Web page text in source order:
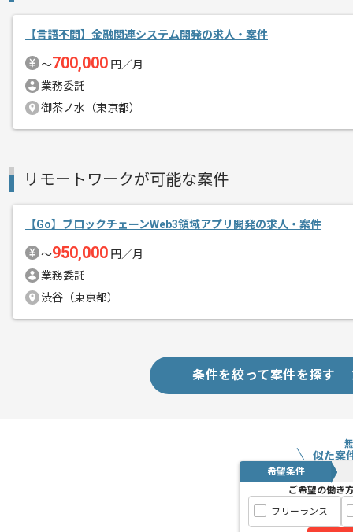
その他募集要項
商談回数
1回
募集人数
1人
資金調達実績のある創立5年以内のスタ
不動産マーケットにおけるITソリュー
【言語不問】金融関連システム開発の求人・案件
〜700,000 円／月
業務委託
御茶ノ水（東京都）
リモートワークが可能な案件
【Go】ブロックチェーンWeb3領域アプリ開発の求人・案件
〜950,000 円／月
業務委託
渋谷（東京都）
条件を絞って案件を探す
似た案
希望条件
ご希望の働き
フリーランス